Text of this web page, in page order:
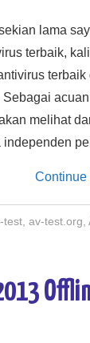
lama
terbaik,
Sebagai
melihat
independen
Continue
test, av-test.org